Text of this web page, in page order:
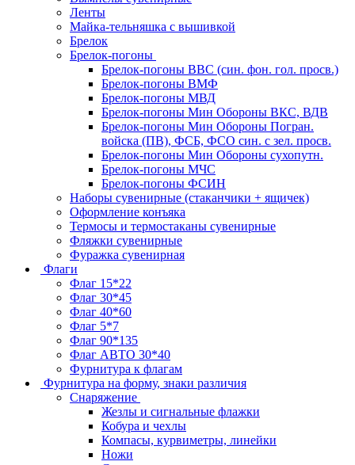
Ленты
Майка-тельняшка с вышивкой
Брелок
Брелок-погоны
Брелок-погоны ВВС (син. фон. гол. просв.)
Брелок-погоны ВМФ
Брелок-погоны МВД
Брелок-погоны Мин Обороны ВКС, ВДВ
Брелок-погоны Мин Обороны Погран.
войска (ПВ), ФСБ, ФСО син. с зел. просв.
Брелок-погоны Мин Обороны сухопутн.
Брелок-погоны МЧС
Брелок-погоны ФСИН
Наборы сувенирные (стаканчики + ящичек)
Оформление конъяка
Термосы и термостаканы сувенирные
Фляжки сувенирные
Фуражка сувенирная
Флаги
Флаг 15*22
Флаг 30*45
Флаг 40*60
Флаг 5*7
Флаг 90*135
Флаг АВТО 30*40
Фурнитура к флагам
Фурнитура на форму, знаки различия
Снаряжение
Жезлы и сигнальные флажки
Кобура и чехлы
Компасы, курвиметры, линейки
Ножи